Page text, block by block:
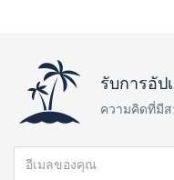
รับการอัป
ความคิดที่มี